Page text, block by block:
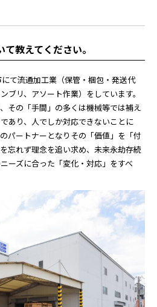
教えてください。
て流通加工業（保管・梱包・発送代
ブリ、アソート作業）をしています。
その「手間」の多くは機械等では補え
あり、人でしか対応できないことに
パートナーとなりその「価値」を「付
忘れず理念を追い求め、未来永劫存続
ーズに合った「変化・対応」をすべ